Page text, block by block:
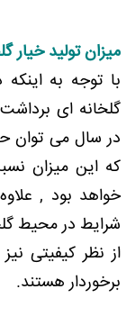
میزان تولید خیار
با توجه به
که این میزان
خواهد بود ,
شرایط در محیط
از نظر کیفیتی
برخوردار هستند.